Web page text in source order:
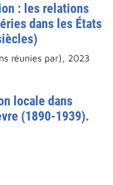
: les relations
dans les États
réunies par), 2023
locale dans
(1890-1939).